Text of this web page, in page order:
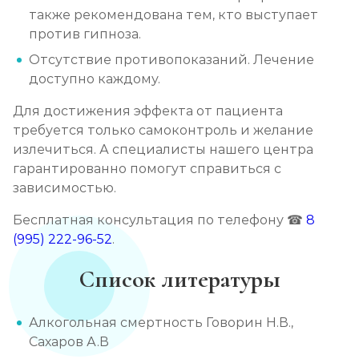
также рекомендована тем, кто выступает
против гипноза.
Отсутствие противопоказаний. Лечение
доступно каждому.
Для достижения эффекта от пациента
требуется только самоконтроль и желание
излечиться. А специалисты нашего центра
гарантированно помогут справиться с
зависимостью.
Бесплатная консультация по телефону ☎ 8
(995) 222-96-52.
Список литературы
Алкогольная смертность Говорин Н.В.,
Сахаров А.В